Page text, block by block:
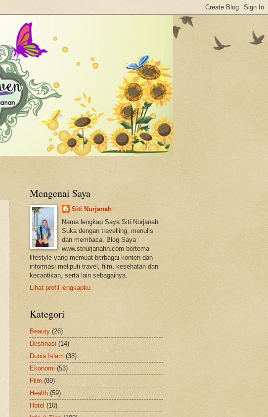
Mengenai Saya
Siti Nurjanah
Nama lengkap Saya Siti Nurjanah
Suka dengan travelling, menulis
dan membaca. Blog Saya
www.stnurjanahh.com bertema
lifestyle yang memuat berbagai konten dan
informasi meliputi travel, film, kesehatan dan
kecantikan, serta lain sebagainya.
Lihat profil lengkapku
Kategori
Beauty (26)
Destinasi (14)
Dunia Islam (38)
Ekonomi (53)
Film (89)
Health (59)
Hotel (10)